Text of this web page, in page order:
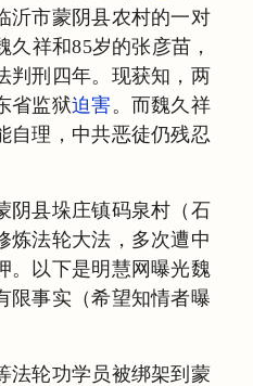
沂市蒙阴县农村的一对
祥和85岁的张彦苗，
判刑四年。现获知，两
省监狱迫害。而魏久祥
自理，中共恶徒仍残忍
阴县垛庄镇码泉村（石
炼法轮大法，多次遭中
。以下是明慧网曝光魏
限事实（希望知情者曝
法轮功学员被绑架到蒙